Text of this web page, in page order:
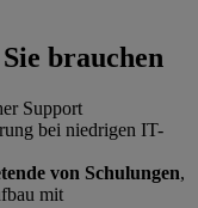
brauchen
Support
bei niedrigen IT-
von Schulungen,
mit